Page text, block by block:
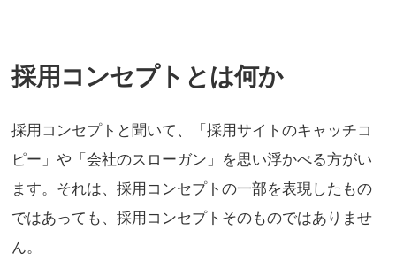
採用コンセプトとは何か
採用コンセプトと聞いて、「採用サイトのキャッチコ
ピー」や「会社のスローガン」を思い浮かべる方がい
ます。それは、採用コンセプトの一部を表現したもの
ではあっても、採用コンセプトそのものではありませ
ん。